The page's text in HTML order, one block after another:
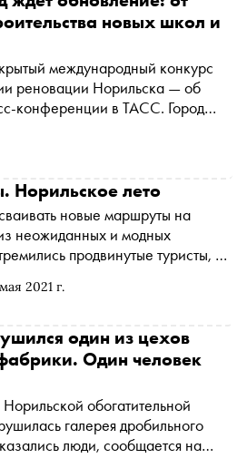
новых школ и
международный конкурс
реновации Норильска — об
конференции в ТАСС. Город
материале «Сноба»
2021 г.
Норильское лето
новые маршруты на
неожиданных и модных
продвинутые туристы, —
побывал наш постоянный автор
привязанность
один из цехов
Один человек
обогатительной
галерея дробильного
сообщается на